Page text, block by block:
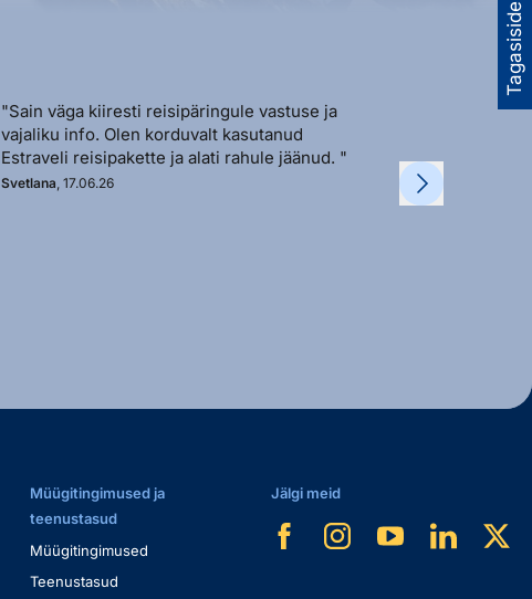
Tagasiside
"Sain väga kiiresti reisipäringule vastuse ja
vajaliku info. Olen korduvalt kasutanud
Estraveli reisipakette ja alati rahule jäänud. "
Svetlana, 17.06.26
"Sõbralik ja
soovi korral. "
Kadi, 11.06.26
Müügitingimused ja
teenustasud
Müügitingimused
Teenustasud
Jälgi meid